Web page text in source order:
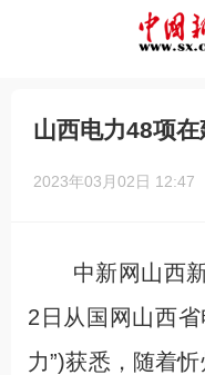
山西电力48项
2023年03月02日 12:47
中新网山西新
2日从国网山西
力”)获悉，随着